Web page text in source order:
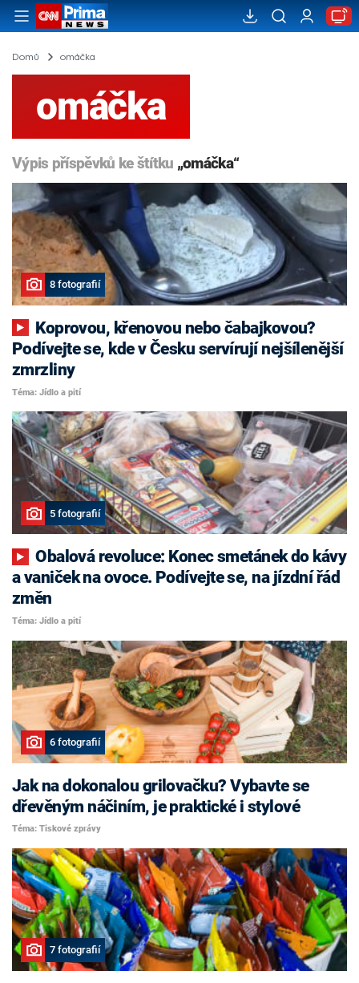
Domů omáčka
omáčka
Výpis příspěvků ke štítku „omáčka“
8 fotografií
Podívejte se, kde v Česku servírují nejšílenější
zmrzliny
Téma: Jídlo a pití
5 fotografií
Obalová revoluce: Konec smetánek do kávy
a vaniček na ovoce. Podívejte se, na jízdní řád
změn
Téma: Jídlo a pití
6 fotografií
Jak na dokonalou grilovačku? Vybavte se
dřevěným náčiním, je praktické i stylové
Téma: Tiskové zprávy
7 fotografií